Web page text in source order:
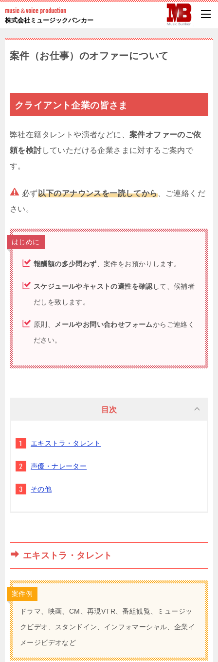
music＆voice production
株式会社ミュージックバンカー
案件（お仕事）のオファーについて
クライアント企業の皆さま
弊社在籍タレントや演者などに、 案件オファーのご依
頼を検討 していただける企業さまに対するご案内で
す。
必ず以下のアナウンスを一読してから、ご連絡くだ
さい。
はじめに
報酬額の多少問わず 、案件をお預かりします。
スケジュールやキャストの適性を確認 して、候補者
だしを致します。
原則、 メールやお問い合わせフォームからご連絡く
ださい。
目次
エキストラ・タレント
声優・ナレーター
その他
エキストラ・タレント
案件例
ドラマ、映画、CM、再現VTR、番組観覧、ミュージッ
クビデオ、スタンドイン、インフォマーシャル、企業イ
メージビデオなど